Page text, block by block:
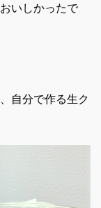
いしかったで
自分で作る生ク